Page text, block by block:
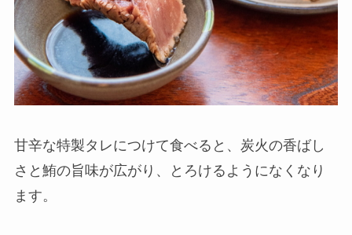
甘辛な特製タレにつけて食べると、炭火の香ばし
さと鮪の旨味が広がり、とろけるようになくなり
ます。